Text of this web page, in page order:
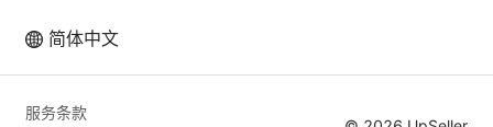
拉美本土电商业绩高速增长，从使用
简体中文
服务条款